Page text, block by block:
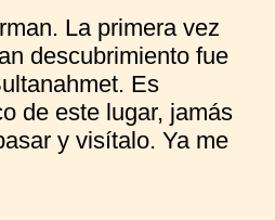
La primera vez
descubrimiento fue
Es
de este lugar, jamás
y visítalo. Ya me